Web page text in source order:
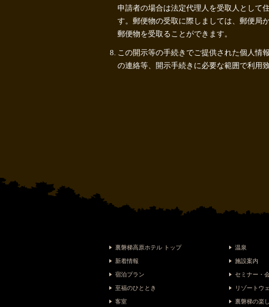
申請者の場合は法定代理人を受取人として
す。郵便物の受取に際しましては、郵便局
郵便物を受取ることができます。
この開示等の手続きでご提供された個人情
の連絡等、開示手続きに必要な範囲で利用
裏磐梯高原ホテル トップ
新着情報
宿泊プラン
至福のひととき
客室
温泉
施設案内
セミナー・
リゾートウ
裏磐梯の楽